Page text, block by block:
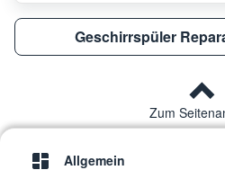
Geschirrspüler
Zum
Allgemein